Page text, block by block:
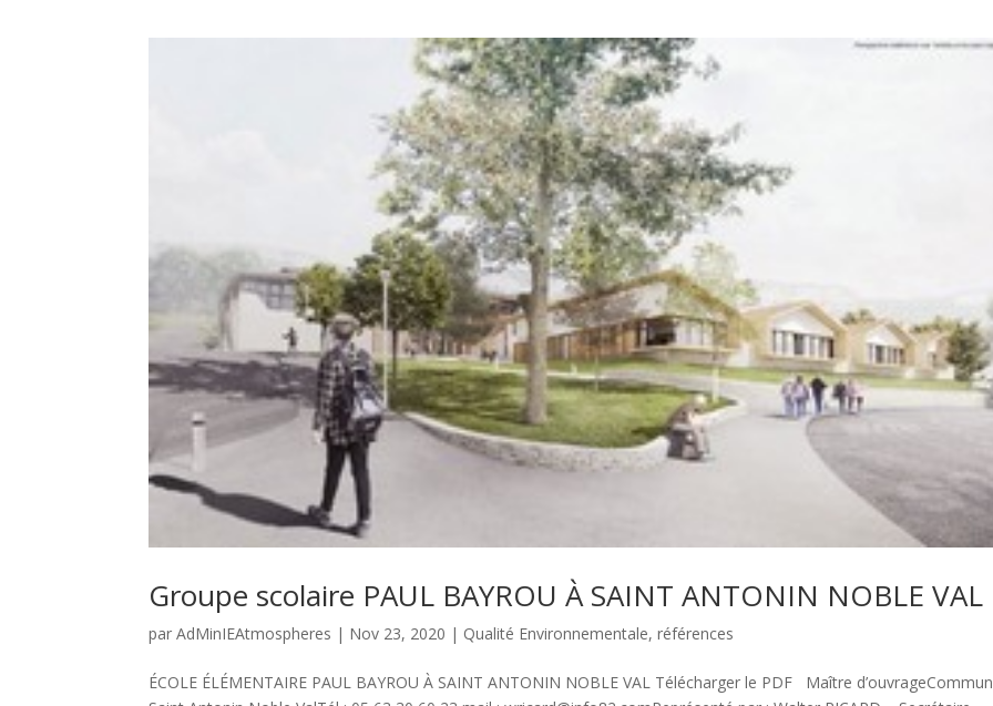
Groupe scolaire PAUL BAYROU À SAINT ANTONIN NOBLE VAL
parAdMinIEAtmospheres | Nov 23, 2020 | Qualité Environnementale,références
ÉCOLE ÉLÉMENTAIRE PAUL BAYROU À SAINT ANTONIN NOBLE VAL Télécharger le PDF Maître